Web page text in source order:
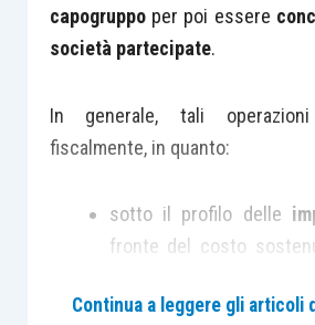
capogruppoper poi essere
società partecipate.
In generale, tali
fiscalmente, in quanto:
sotto il profilo delle
fronte del costo
legati alla messa a
Continua a leggere gli articoli